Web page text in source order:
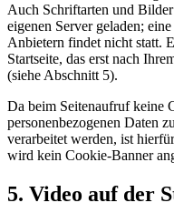
Auch Schriftarten und
eigenen Server geladen;
Anbietern findet nicht statt.
Startseite, das erst nach
(siehe Abschnitt 5).
Da beim Seitenaufruf keine
personenbezogenen Daten
verarbeitet werden, ist
wird kein Cookie-Banner
5. Video auf der